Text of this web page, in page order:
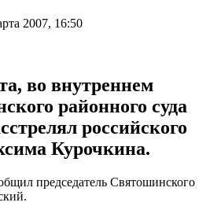
2007, 16:50
во внутреннем
районного суда
российского
Курочкина.
председатель Святошинского